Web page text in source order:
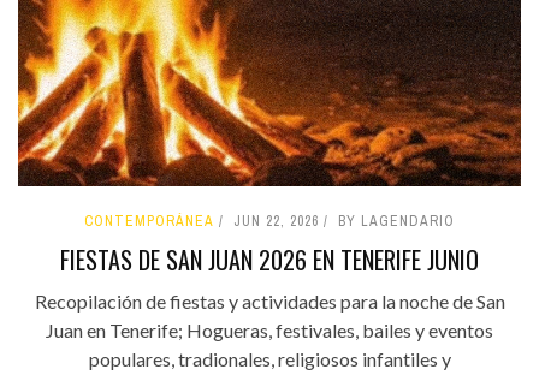
CONTEMPORÁNEA JUN 22, 2026 BY LAGENDARIO
FIESTAS DE SAN JUAN 2026 EN TENERIFE JUNIO
Recopilación de fiestas y actividades para la noche de San
Juan en Tenerife; Hogueras, festivales, bailes y eventos
populares, tradionales, religiosos infantiles y